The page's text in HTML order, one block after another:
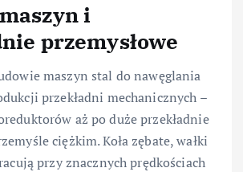
i
przemysłowe
maszyn stal do nawęglania
przekładni mechanicznych –
aż po duże przekładnie
ciężkim. Koła zębate, wałki
przy znacznych prędkościach